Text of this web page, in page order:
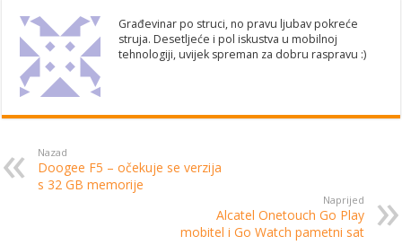
Građevinar po struci, no pravu ljubav pokreće
struja. Desetljeće i pol iskustva u mobilnoj
tehnologiji, uvijek spreman za dobru raspravu :)
Nazad
Doogee F5 – očekuje se verzija
s 32 GB memorije
Naprijed
Alcatel Onetouch Go Play
mobitel i Go Watch pametni sat